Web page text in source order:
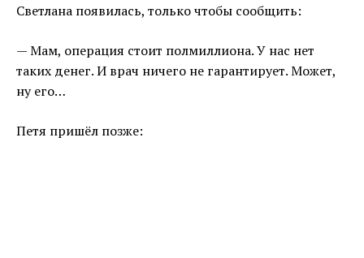
Светлана появилась, только чтобы сообщить:
— Мам, операция стоит полмиллиона. У нас нет
таких денег. И врач ничего не гарантирует. Может,
ну его…
Петя пришёл позже: